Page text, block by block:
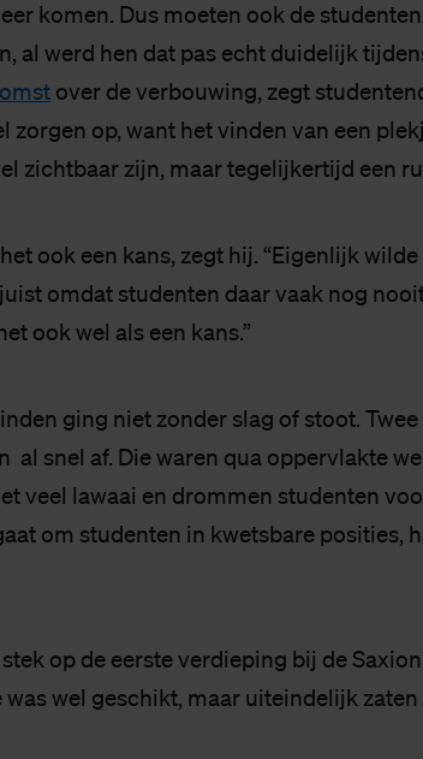
komen. Dus moeten ook de
al werd hen dat pas echt duidelijk
over de verbouwing, zegt
zorgen op, want het vinden van een
zichtbaar zijn, maar tegelijkertijd een
ook een kans, zegt hij. “Eigenlijk
omdat studenten daar vaak nog
ook wel als een kans.”
ging niet zonder slag of stoot.
al snel af. Die waren qua oppervlakte
veel lawaai en drommen studenten
om studenten in kwetsbare posities,
op de eerste verdieping bij de
was wel geschikt, maar uiteindelijk